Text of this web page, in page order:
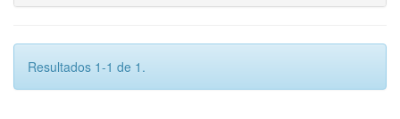
Resultados 1-1 de 1.